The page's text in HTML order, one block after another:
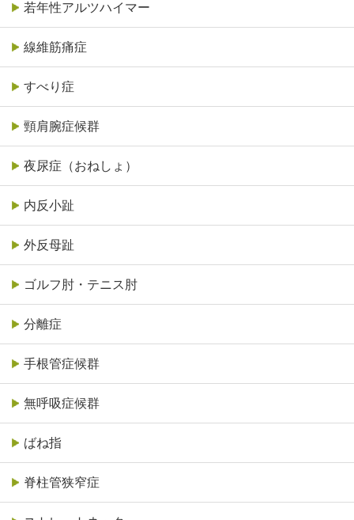
若年性アルツハイマー
線維筋痛症
すべり症
頸肩腕症候群
夜尿症（おねしょ）
内反小趾
外反母趾
ゴルフ肘・テニス肘
分離症
手根管症候群
無呼吸症候群
ばね指
脊柱管狭窄症